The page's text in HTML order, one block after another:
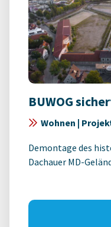
BUWOG
Wohnen |
Demontage des
Dachauer MD-